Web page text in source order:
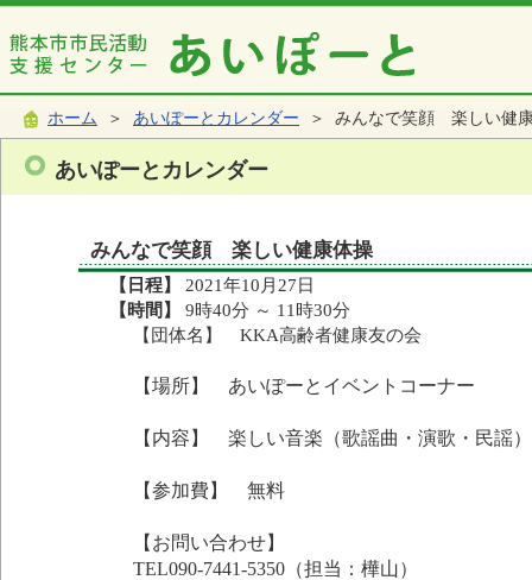
ホーム ＞ あいぽーとカレンダー ＞ みんなで笑顔 楽しい健
あいぽーとカレンダー
みんなで笑顔 楽しい健康体操
【日程】
2021年10月27日
【時間】
9時40分 ～ 11時30分
【団体名】 KKA高齢者健康友の会
【場所】 あいぽーとイベントコーナー
【内容】 楽しい音楽（歌謡曲・演歌・民謡
【参加費】 無料
【お問い合わせ】
TEL090-7441-5350（担当：樺山）